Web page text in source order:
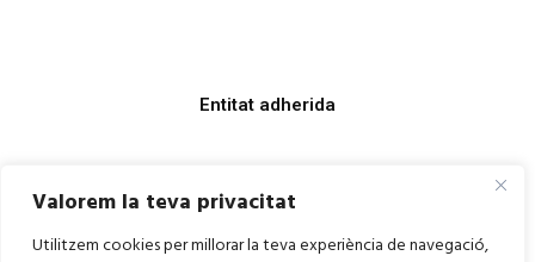
Valorem la teva privacitat
Utilitzem cookies per millorar la teva experiència de navegació,
Entitat adherida